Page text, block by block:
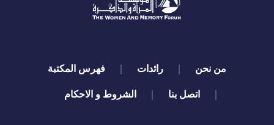
quick links
من نحن رائدات
فهرس المكتبة
اتصل بنا
الشروط و الاحكام